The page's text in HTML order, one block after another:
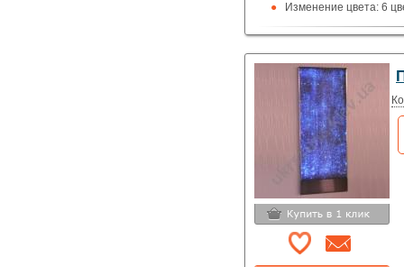
Изменение цвета: 6
Подсоединение: к